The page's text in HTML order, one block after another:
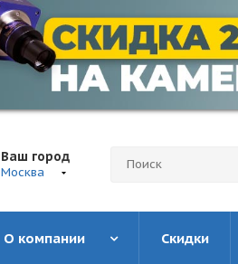
Ваш город
Москва
О компании Скидки